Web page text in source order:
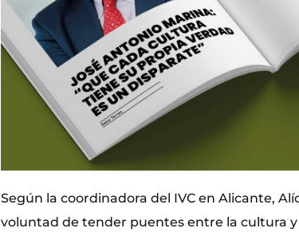
Según la coordinadora del IVC en Alicante,
voluntad de tender puentes entre la cultura